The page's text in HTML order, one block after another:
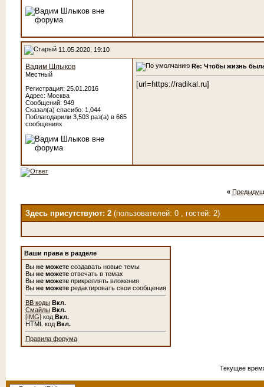
11.05.2020, 19:10
Вадим Шлыков
Местный
Регистрация: 25.01.2016
Адрес: Москва
Сообщений: 949
Сказал(а) спасибо: 1,044
Поблагодарили 3,503 раз(а) в 665
сообщениях
Re: Чтобы жизнь
[url=https://radikal.ru]
«
Здесь присутствуют: 2 (пользователей: 0 , гостей: 2)
Ваши права в разделе
Вы не можете создавать новые темы
Вы не можете отвечать в темах
Вы не можете прикреплять вложения
Вы не можете редактировать свои сообщения
BB коды Вкл.
Смайлы Вкл.
[IMG] код Вкл.
HTML код Вкл.
Правила форума
Текущее